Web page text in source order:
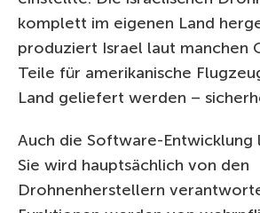
komplett im eigenen Land
produziert Israel laut manchen
Teile für amerikanische
Land geliefert werden –
Auch die Software-Entwicklung
Sie wird hauptsächlich von den
Drohnenherstellern